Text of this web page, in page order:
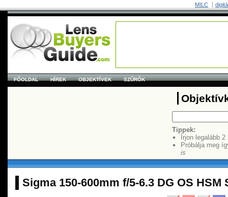
MILC
FŐOLDAL HÍREK OBJEKTÍVEK SZŰRŐK
Tippek:
Írjon legalább
Próbálja meg
is
Sigma 150-600mm f/5-6.3 DG OS HSM